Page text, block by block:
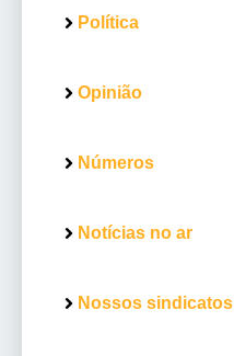
Política
Opinião
Números
Notícias no ar
Nossos sindicatos